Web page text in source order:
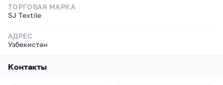
ТОРГОВАЯ МАРКА
SJ Textile
АДРЕС
Узбекистан
Контакты